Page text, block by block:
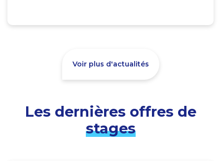
Voir plus d'actualités
Les dernières offres de
stages